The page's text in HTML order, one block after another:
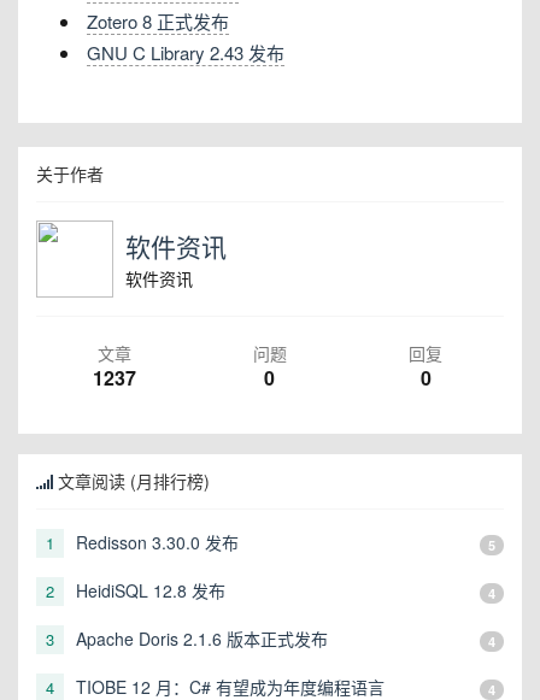
Zotero 8 正式发布
GNU C Library 2.43 发布
关于作者
软件资讯
软件资讯
文章
1237
问题
0
回复
0
文章阅读 (月排行榜)
1 Redisson 3.30.0 发布 5
2 HeidiSQL 12.8 发布 4
3 Apache Doris 2.1.6 版本正式发布 4
4 TIOBE 12 月：C# 有望成为年度编程语言 4